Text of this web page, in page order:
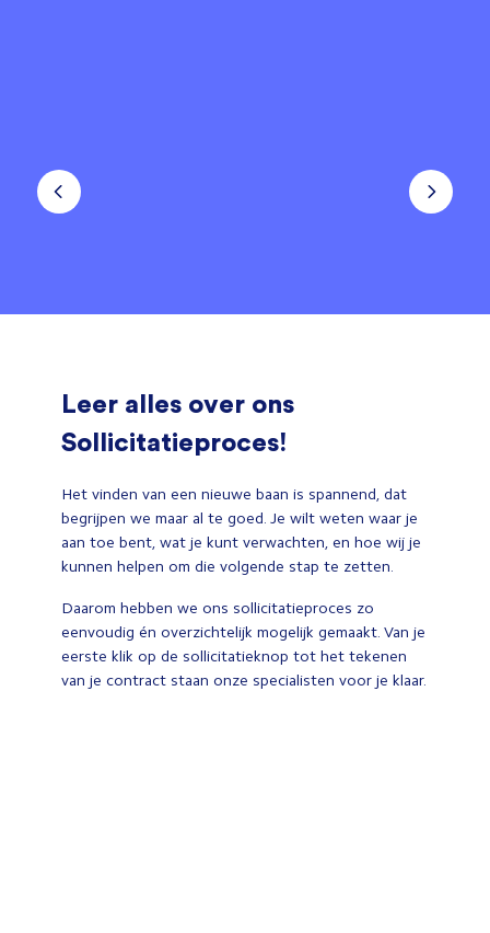
Leer alles over ons
Sollicitatieproces!
Het vinden van een nieuwe baan is spannend, dat
begrijpen we maar al te goed. Je wilt weten waar je
aan toe bent, wat je kunt verwachten, en hoe wij je
kunnen helpen om die volgende stap te zetten.
Daarom hebben we ons sollicitatieproces zo
eenvoudig én overzichtelijk mogelijk gemaakt. Van je
eerste klik op de sollicitatieknop tot het tekenen
van je contract staan onze specialisten voor je klaar.